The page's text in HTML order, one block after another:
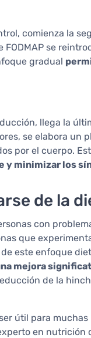
comienza la
se
gradual
llega la
se elabora un
por el cuerpo.
y minimizar los
de la
con
que
este enfoque
mejora
de la
útil para
en nutrición